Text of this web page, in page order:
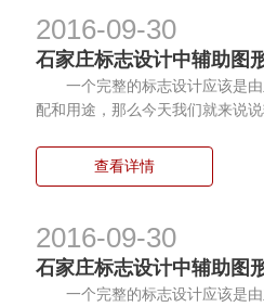
2016-09-30
石家庄标志设计中辅助图
一个完整的标志设计应该是由
配和用途，那么今天我们就来说
查看详情
2016-09-30
石家庄标志设计中辅助图
一个完整的标志设计应该是由